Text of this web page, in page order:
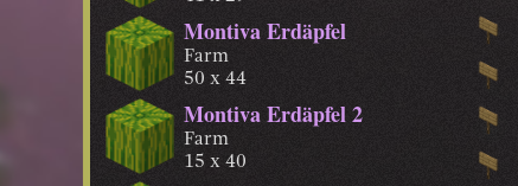
Montiva Erdäpfel
Farm
50 x 44
Montiva Erdäpfel 2
Farm
15 x 40